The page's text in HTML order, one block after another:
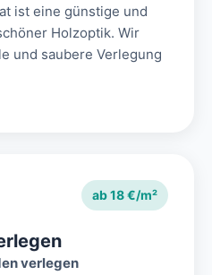
ist eine günstige und
Holzoptik. Wir
und saubere Verlegung
ab 18 €/m²
verlegen